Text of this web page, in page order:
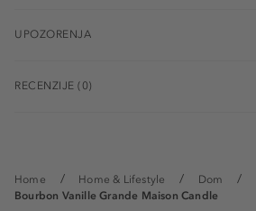
Home Home & Lifestyle Dom
Bourbon Vanille Grande Maison Candle
UPOZORENJA
RECENZIJE (0)